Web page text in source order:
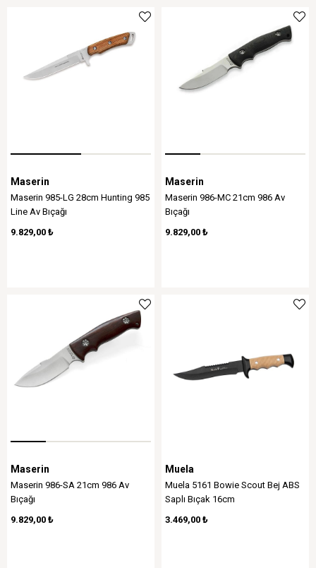
Maserin
Maserin 985-LG 28cm Hunting 985
Line Av Bıçağı
9.829,00 ₺
Maserin
Maserin 986-MC 21cm 986 Av
Bıçağı
9.829,00 ₺
Maserin
Maserin 986-SA 21cm 986 Av
Bıçağı
9.829,00 ₺
Muela
Muela 5161 Bowie Scout Bej ABS
Saplı Bıçak 16cm
3.469,00 ₺